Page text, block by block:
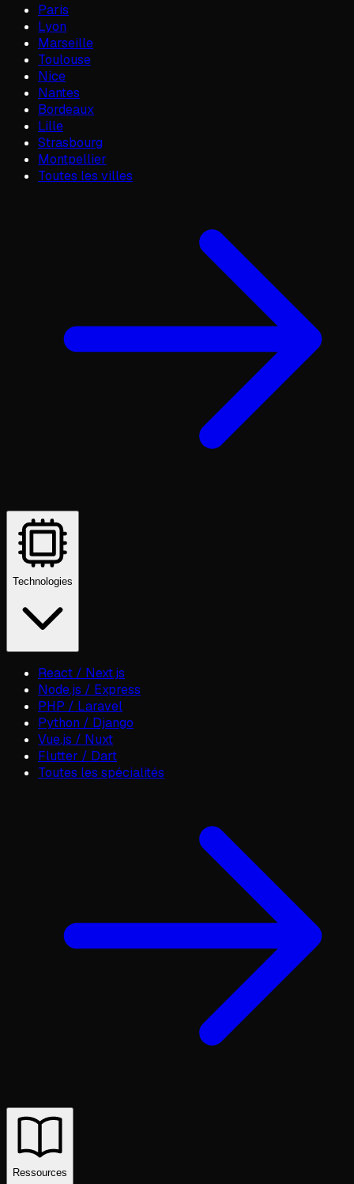
Paris
Lyon
Marseille
Toulouse
Nice
Nantes
Bordeaux
Lille
Strasbourg
Montpellier
Toutes les villes
Technologies
React / Next.js
Node.js / Express
PHP / Laravel
Python / Django
Vue.js / Nuxt
Flutter / Dart
Toutes les spécialités
Ressources